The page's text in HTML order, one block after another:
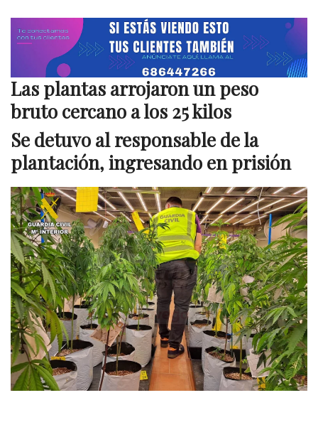
Las plantas arrojaron un peso
bruto cercano a los 25 kilos
Se detuvo al responsable de la
plantación, ingresando en prisión